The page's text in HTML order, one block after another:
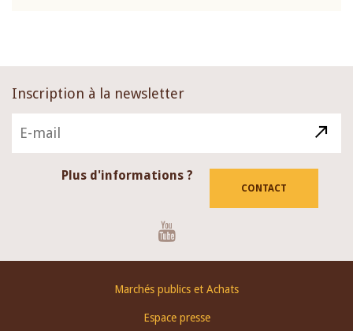
Inscription à la newsletter
Plus d'informations ?
CONTACT
Marchés publics et Achats
Espace presse